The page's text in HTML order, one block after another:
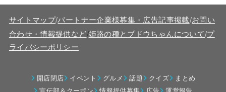
サイトマップ/パートナー企業様募集・広告記事掲載/お問い
合わせ・情報提供など/姫路の種とブドウちゃんについて/プ
ライバシーポリシー
開店閉店 イベント グルメ 話題 クイズ
まとめ